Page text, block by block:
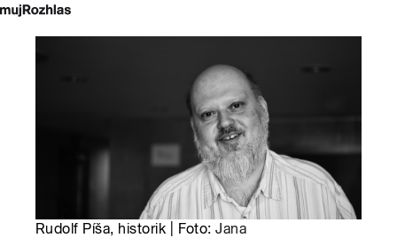
Rudolf Píša, historik | Foto:Jana